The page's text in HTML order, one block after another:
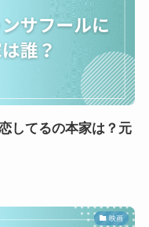
してるの本家は？元
映画